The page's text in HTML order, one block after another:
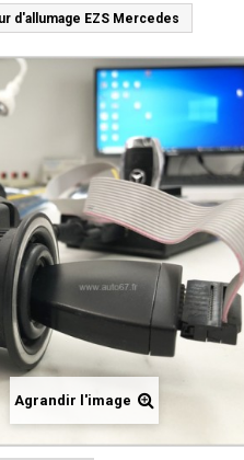
d'allumage EZS Mercedes
Agrandir l'image